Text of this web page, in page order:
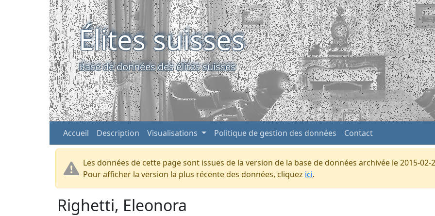
Élites suisses
Base de données des élites suisses
Accueil Description Visualisations Politique de gestion des données Contact
Les données de cette page sont issues de la version de la base de données archivée le 2015-02-
Pour afficher la version la plus récente des données, cliquez ici.
Righetti, Eleonora